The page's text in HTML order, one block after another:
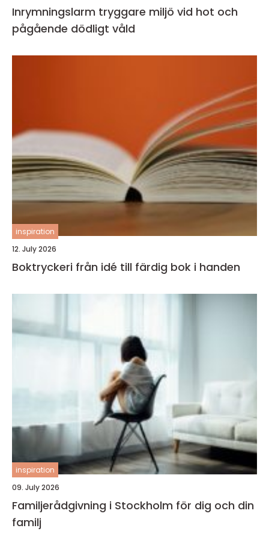
Inrymningslarm tryggare miljö vid hot och
pågående dödligt våld
inspiration
12. July 2026
Boktryckeri från idé till färdig bok i handen
inspiration
09. July 2026
Familjerådgivning i Stockholm för dig och din
familj